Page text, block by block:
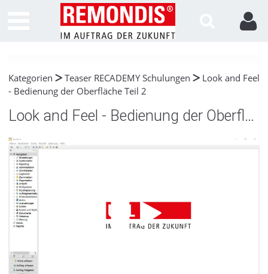
Kategorien Teaser RECADEMY Schulungen
Look and Feel
- Bedienung der Oberfläche Teil 2
Look and Feel - Bedienung der Oberfläche Teil 2